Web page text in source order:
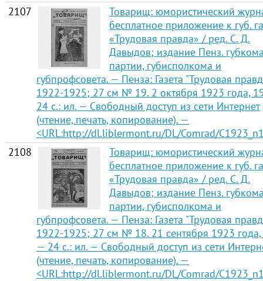
2107
Товарищ: юмористический
бесплатное приложение к губ.
«Трудовая правда» / ред. С. Д.
Давыдов; издание Пенз.
партии, губисполкома и
губпрофсовета. — Пенза: Газета "Трудовая
1922-1925; 27 см № 19. 2 октября 1923 года,
24 с.: ил. — Свободный доступ из сети Интернет
(чтение, печать, копирование). —
<URL:http://dl.liblermont.ru/DL/Comrad/
2108
Товарищ: юмористический
бесплатное приложение к губ.
«Трудовая правда» / ред. С. Д.
Давыдов; издание Пенз.
партии, губисполкома и
губпрофсовета. — Пенза: Газета "Трудовая
1922-1925; 27 см № 18. 21 сентября 1923
— 24 с.: ил. — Свободный доступ из сети
(чтение, печать, копирование). —
<URL:http://dl.liblermont.ru/DL/Comrad/